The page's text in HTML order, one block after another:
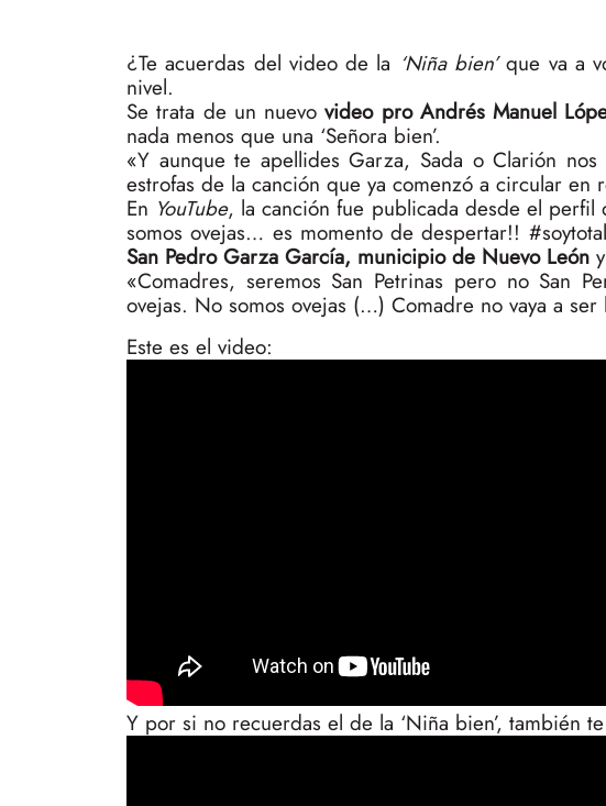
¿Te acuerdas del video de la ‘Niña bien’que va a
nivel.
Se trata de un nuevo video pro Andrés Manuel
nada menos que una ‘Señora bien’.
«Y aunque te apellides Garza, Sada o Clarión
estrofas de la canción que ya comenzó a circular en
En YouTube, la canción fue publicada desde el perfil
somos ovejas… es momento de despertar!!
San Pedro Garza García, municipio de Nuevo León
«Comadres, seremos San Petrinas pero no San
ovejas. No somos ovejas (…) Comadre no vaya a
Este es el video:
Y por si no recuerdas el de la ‘Niña bien’, también